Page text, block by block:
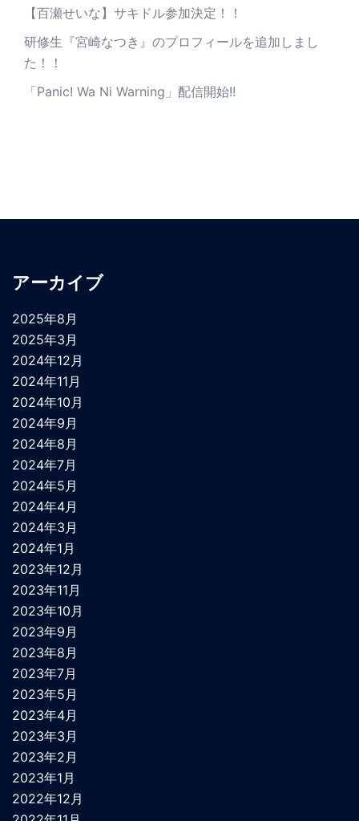
【百瀬せいな】サキドル参加決定！！
研修生『宮崎なつき』のプロフィールを追加しまし
た！！
「Panic! Wa Ni Warning」配信開始!!
アーカイブ
2025年8月
2025年3月
2024年12月
2024年11月
2024年10月
2024年9月
2024年8月
2024年7月
2024年5月
2024年4月
2024年3月
2024年1月
2023年12月
2023年11月
2023年10月
2023年9月
2023年8月
2023年7月
2023年5月
2023年4月
2023年3月
2023年2月
2023年1月
2022年12月